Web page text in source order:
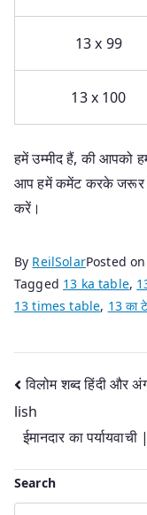
13 x 99
13 x 100
हमें उम्मीद हैं, की आपको
आप हमें कमेंट करके जरूर
करें।
By ReilSolarPosted on
Tagged 13 ka table,
13 times table, 13 का
Post
विलोम शब्द हिंदी
lish
ईमानदार का
Search